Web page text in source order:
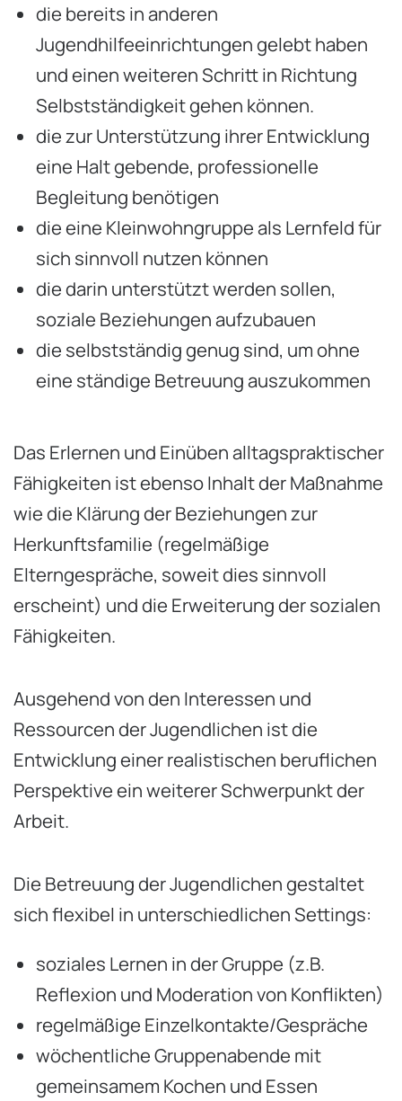
die bereits in anderen
Jugendhilfeeinrichtungen gelebt haben
und einen weiteren Schritt in Richtung
Selbstständigkeit gehen können.
die zur Unterstützung ihrer Entwicklung
eine Halt gebende, professionelle
Begleitung benötigen
die eine Kleinwohngruppe als Lernfeld für
sich sinnvoll nutzen können
die darin unterstützt werden sollen,
soziale Beziehungen aufzubauen
die selbstständig genug sind, um ohne
eine ständige Betreuung auszukommen
Das Erlernen und Einüben alltagspraktischer
Fähigkeiten ist ebenso Inhalt der Maßnahme
wie die Klärung der Beziehungen zur
Herkunftsfamilie (regelmäßige
Elterngespräche, soweit dies sinnvoll
erscheint) und die Erweiterung der sozialen
Fähigkeiten.
Ausgehend von den Interessen und
Ressourcen der Jugendlichen ist die
Entwicklung einer realistischen beruflichen
Perspektive ein weiterer Schwerpunkt der
Arbeit.
Die Betreuung der Jugendlichen gestaltet
sich flexibel in unterschiedlichen Settings:
soziales Lernen in der Gruppe (z.B.
Reflexion und Moderation von Konflikten)
regelmäßige Einzelkontakte/Gespräche
wöchentliche Gruppenabende mit
gemeinsamem Kochen und Essen